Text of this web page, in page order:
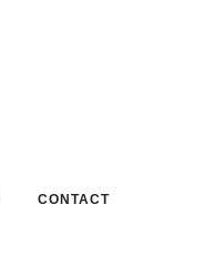
CONTACT